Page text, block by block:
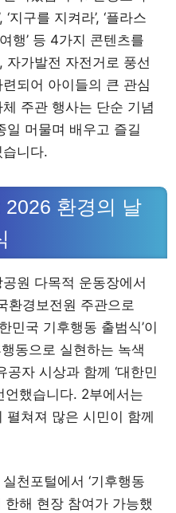
지구를 지켜라’, ‘플라스
행’ 등 4가지 콘텐츠를
자가발전 자전거로 풍선
되어 아이들의 큰 관심
주관 행사는 단순 기념
일 머물며 배우고 즐길
니다.
2026 환경의 날
원 다목적 운동장에서
환경보전원 주관으로
민국 기후행동 출범식’이
동으로 실현하는 녹색
공자 시상과 함께 ‘대한민
언했습니다. 2부에서는
펼쳐져 많은 시민이 함께
천포털에서 ‘기후행동
한해 현장 참여가 가능했